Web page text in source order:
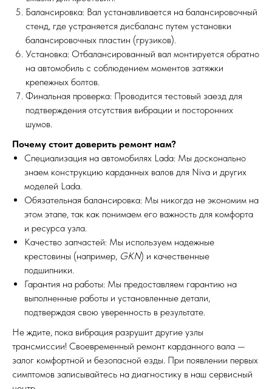
Балансировка: Вал устанавливается на балансировочный
стенд, где устраняется дисбаланс путем установки
балансировочных пластин (грузиков).
Установка: Отбалансированный вал монтируется обратно
на автомобиль с соблюдением моментов затяжки
крепежных болтов.
Финальная проверка: Проводится тестовый заезд для
подтверждения отсутствия вибрации и посторонних
шумов.
Почему стоит доверить ремонт нам?
Специализация на автомобилях Lada: Мы досконально
знаем конструкцию карданных валов для Niva и других
моделей Lada.
Обязательная балансировка: Мы никогда не экономим на
этом этапе, так как понимаем его важность для комфорта
и ресурса узла.
Качество запчастей: Мы используем надежные
крестовины (например, GKN) и качественные
подшипники.
Гарантия на работы: Мы предоставляем гарантию на
выполненные работы и установленные детали,
подтверждая свою уверенность в результате.
Не ждите, пока вибрация разрушит другие узлы
трансмиссии! Своевременный ремонт карданного вала —
залог комфортной и безопасной езды. При появлении первых
симптомов записывайтесь на диагностику в наш сервисный